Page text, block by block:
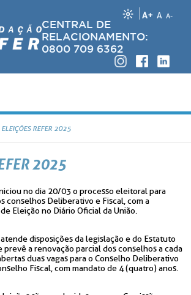
A+ A A-
CENTRAL DE
RELACIONAMENTO:
0800 709 6362
ELEIÇÕES REFER 2025
2025
no dia 20/03 o processo eleitoral para
conselhos Deliberativo e Fiscal, com a
Eleição no Diário Oficial da União.
disposições da legislação e do Estatuto
prevê a renovação parcial dos conselhos a cada
duas vagas para o Conselho Deliberativo
Fiscal, com mandato de 4 (quatro) anos.